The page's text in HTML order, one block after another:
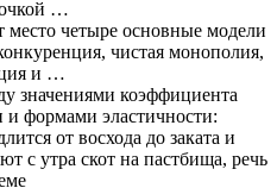
…
четыре основные модели
чистая монополия,
и …
значениями коэффициента
и формами эластичности:
от восхода до заката и
с утра скот на пастбища, речь